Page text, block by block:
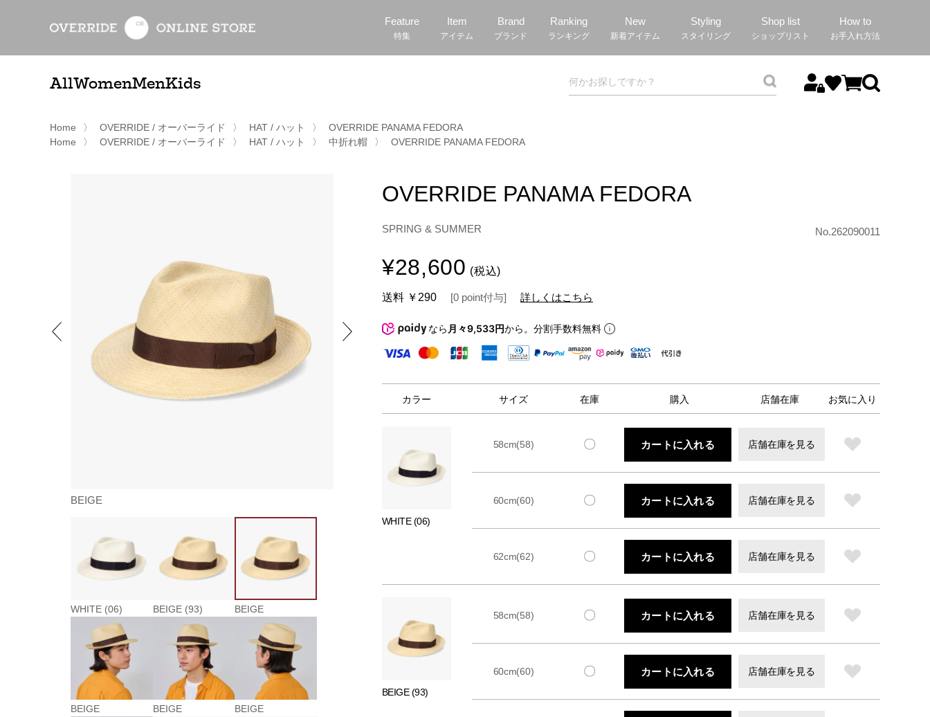
Feature
特集
Item
アイテム
Brand
ブランド
Ranking
ランキング
New
新着アイテム
Styling
スタイリング
Shop list
ショップリスト
How to
お手入れ方法
AllWomenMenKids
Home 〉 OVERRIDE / オーバーライド 〉 HAT / ハット 〉
OVERRIDE PANAMA FEDORA
Home
〉 OVERRIDE / オーバーライド 〉 HAT / ハット 〉 中折れ帽 〉 OVERRIDE PANAMA FEDORA
BEIGE
WHITE (06) BEIGE (93) BEIGE
BEIGE BEIGE BEIGE
OVERRIDE PANAMA FEDORA
SPRING & SUMMER No.262090011
¥28,600 (税込)
送料 ￥290 [0 point付与] 詳しくはこちら
なら 月々9,533円から。分割手数料無料
カラー サイズ 在庫 購入 店舗在庫 お気に入り
WHITE (06)
58cm(58) 〇 カートに入れる 店舗在庫を見る
60cm(60) 〇 カートに入れる 店舗在庫を見る
62cm(62) 〇 カートに入れる 店舗在庫を見る
BEIGE (93)
58cm(58) 〇 カートに入れる 店舗在庫を見る
60cm(60) 〇 カートに入れる 店舗在庫を見る